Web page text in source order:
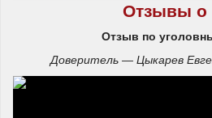
Отзывы о
Отзыв по
Доверитель — Цыкарев